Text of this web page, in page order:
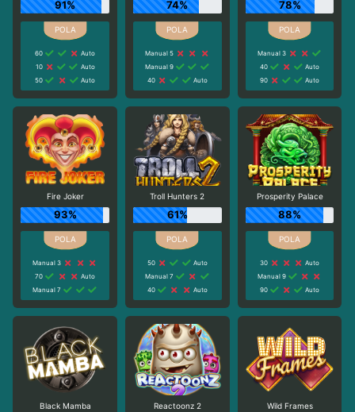
91%
60
Auto
10
Auto
50
Auto
74%
Manual 5
Manual 9
40
Auto
78%
Manual 3
40
Auto
90
Auto
Fire Joker
93%
Manual 3
70
Auto
Manual 7
Troll Hunters 2
61%
50
Auto
Manual 7
40
Auto
Prosperity Palace
88%
30
Auto
Manual 9
90
Auto
Black Mamba Reactoonz 2 Wild Frames